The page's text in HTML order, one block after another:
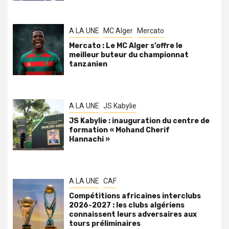
A LA UNE MC Alger Mercato
Mercato : Le MC Alger s’offre le
meilleur buteur du championnat
tanzanien
A LA UNE JS Kabylie
JS Kabylie : inauguration du centre de
formation « Mohand Cherif
Hannachi »
A LA UNE CAF
Compétitions africaines interclubs
2026-2027 : les clubs algériens
connaissent leurs adversaires aux
tours préliminaires